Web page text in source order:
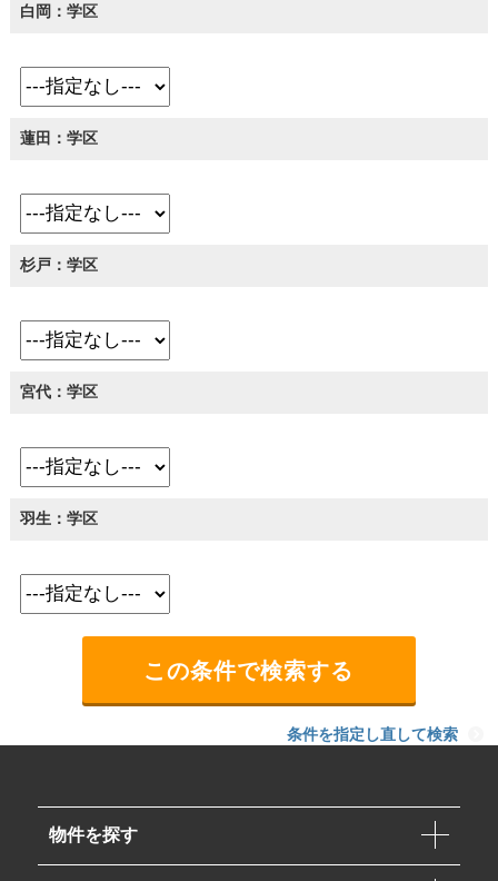
白岡：学区
蓮田：学区
杉戸：学区
宮代：学区
羽生：学区
条件を指定し直して検索
物件を探す